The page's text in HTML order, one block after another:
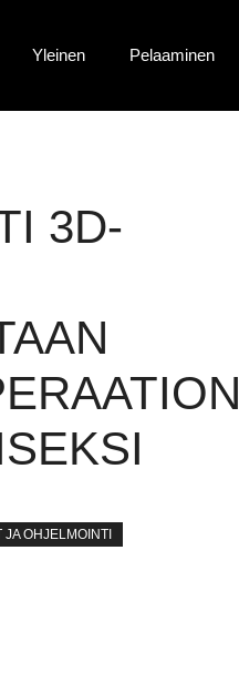
Yleinen Pelaaminen
3D-
OHJELMOINTI